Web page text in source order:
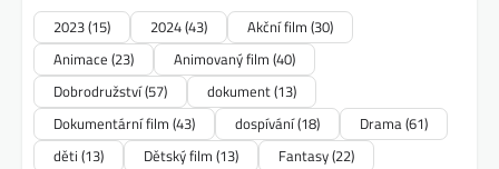
2023(15) 2024(43) Akční film (30)
Animace (23) Animovaný film (40)
Dobrodružství(57) dokument(13)
Dokumentární film (43) dospívání(18) Drama(61)
děti (13) Dětský film (13) Fantasy(22)